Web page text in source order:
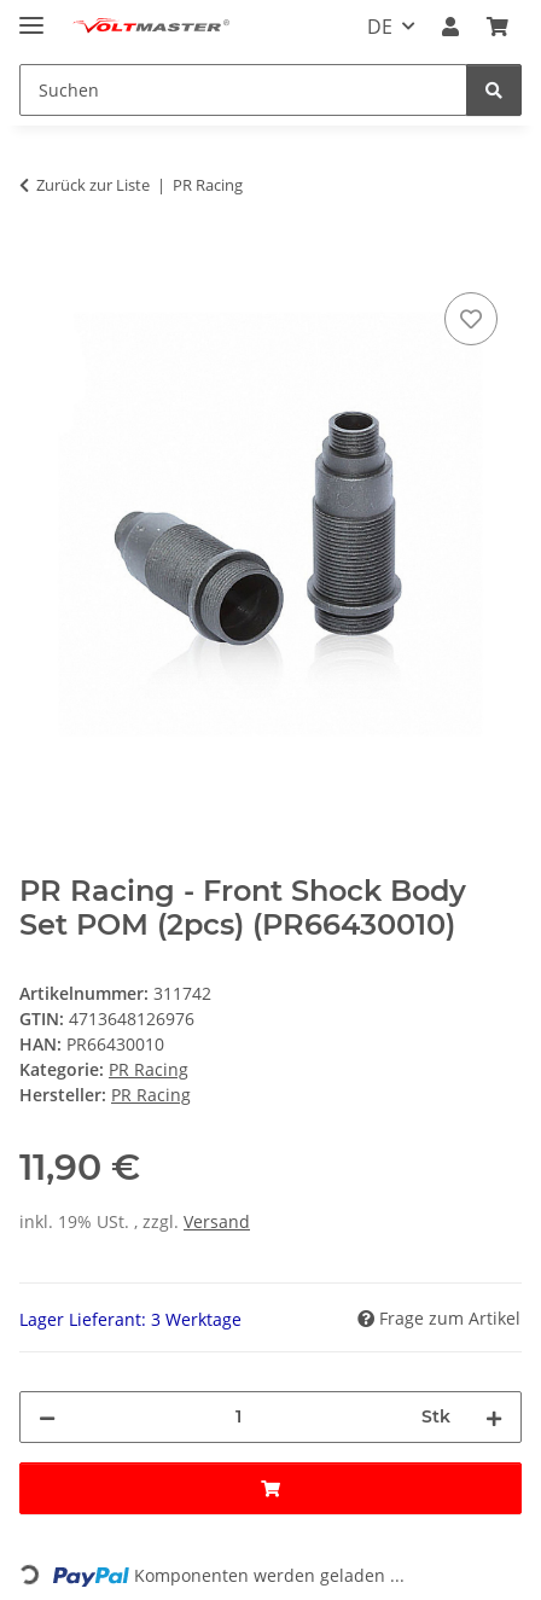
DE
Zurück zur Liste PR Racing
PR Racing - Front Shock Body
Set POM (2pcs) (PR66430010)
Artikelnummer: 311742
GTIN: 4713648126976
HAN: PR66430010
Kategorie: PR Racing
Hersteller: PR Racing
11,90 €
inkl. 19% USt. , zzgl. Versand
Lager Lieferant: 3 Werktage Frage zum Artikel
Stk
Loading... Komponenten werden geladen ...